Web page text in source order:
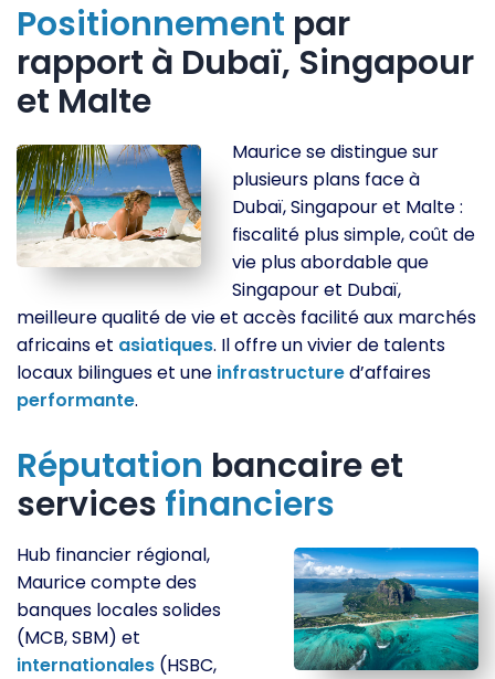
Positionnement par
rapport à Dubaï, Singapour
et Malte
Maurice se distingue sur
plusieurs plans face à
Dubaï, Singapour et Malte :
fiscalité plus simple, coût de
vie plus abordable que
Singapour et Dubaï,
meilleure qualité de vie et accès facilité aux marchés
africains et asiatiques. Il offre un vivier de talents
locaux bilingues et une infrastructured’affaires
performante.
Réputation bancaire et
services financiers
Hub financier régional,
Maurice compte des
banques locales solides
(MCB, SBM) et
internationales (HSBC,